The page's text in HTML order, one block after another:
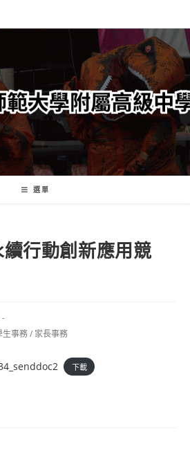
選單
續行動創新應用競
生事務/ 家長事務
下載